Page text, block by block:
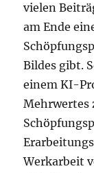
vielen
am Ende
Bildes gibt.
einem KI-
Mehrwertes
Werkarbeit